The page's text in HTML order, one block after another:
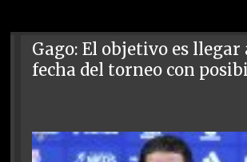
Gago: El objetivo es
fecha del torneo con